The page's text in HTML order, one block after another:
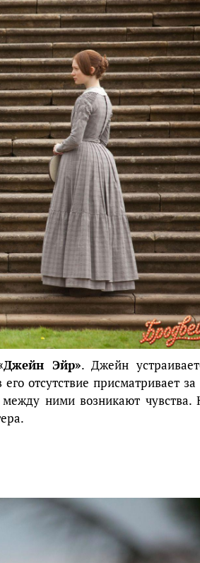
Эйр». Джейн
отсутствие присматривает
ними возникают чувства.